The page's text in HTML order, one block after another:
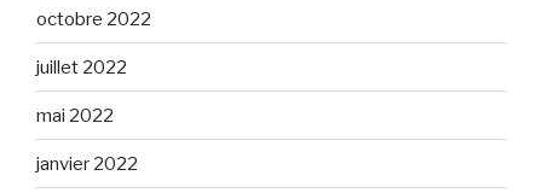
octobre 2022
juillet 2022
mai 2022
janvier 2022